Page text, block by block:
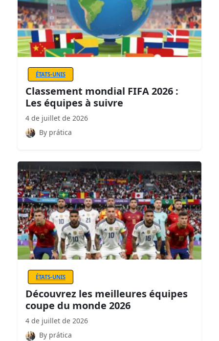
ÉTATS-UNIS
Classement mondial FIFA 2026 :
Les équipes à suivre
4 de juillet de 2026
By prática
ÉTATS-UNIS
Découvrez les meilleures équipes
coupe du monde 2026
4 de juillet de 2026
By prática